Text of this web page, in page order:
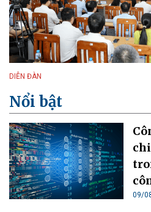
DIỄN ĐÀN
Nổi bật
09/